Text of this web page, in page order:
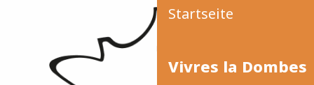
Startseite
Vivres la Dombes